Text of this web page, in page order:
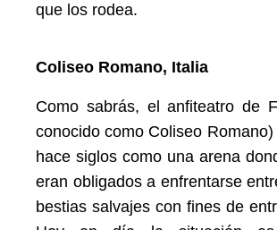
que los rodea.
Coliseo Romano, Italia
Como sabrás, el anfiteatro de
conocido como Coliseo
hace siglos como una arena
eran obligados a enfrentarse
bestias salvajes con fines de